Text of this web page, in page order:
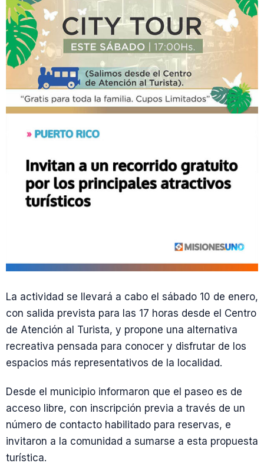
La actividad se llevará a cabo el sábado 10 de enero,
con salida prevista para las 17 horas desde el Centro
de Atención al Turista, y propone una alternativa
recreativa pensada para conocer y disfrutar de los
espacios más representativos de la localidad.
Desde el municipio informaron que el paseo es de
acceso libre, con inscripción previa a través de un
número de contacto habilitado para reservas, e
invitaron a la comunidad a sumarse a esta propuesta
turística.